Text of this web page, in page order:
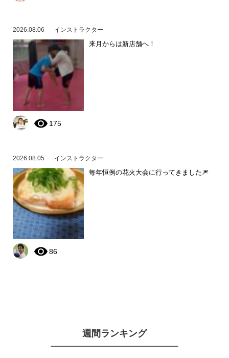
2026.08.06 インストラクター
来月からは新店舗へ！
175
2026.08.05 インストラクター
毎年恒例の花火大会に行ってきました🎆
86
週間ランキング